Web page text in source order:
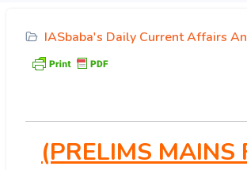
IASbaba's Daily Current Affairs
(PRELIMS MAINS